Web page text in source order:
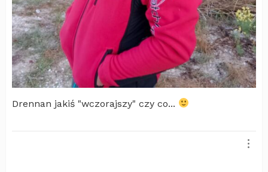
Drennan jakiś "wczorajszy" czy co...